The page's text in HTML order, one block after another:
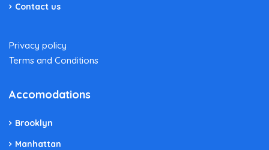
Contact us
Privacy policy
Terms and Conditions
Accomodations
Brooklyn
Manhattan